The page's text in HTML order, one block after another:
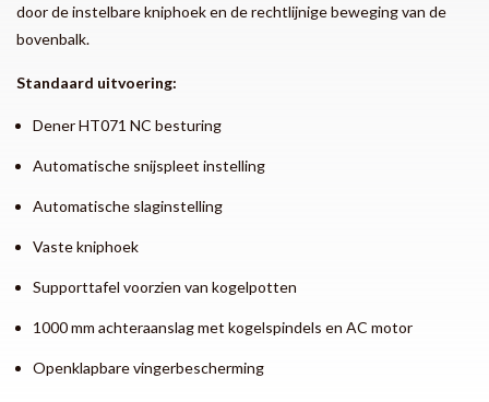
door de instelbare kniphoek en de rechtlijnige beweging van de
bovenbalk.
Standaard uitvoering:
Dener HT071 NC besturing
Automatische snijspleet instelling
Automatische slaginstelling
Vaste kniphoek
Supporttafel voorzien van kogelpotten
1000 mm achteraanslag met kogelspindels en AC motor
Openklapbare vingerbescherming